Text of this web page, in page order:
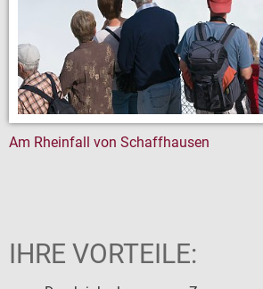
Am Rheinfall von Schaffhausen
IHRE VORTEILE: